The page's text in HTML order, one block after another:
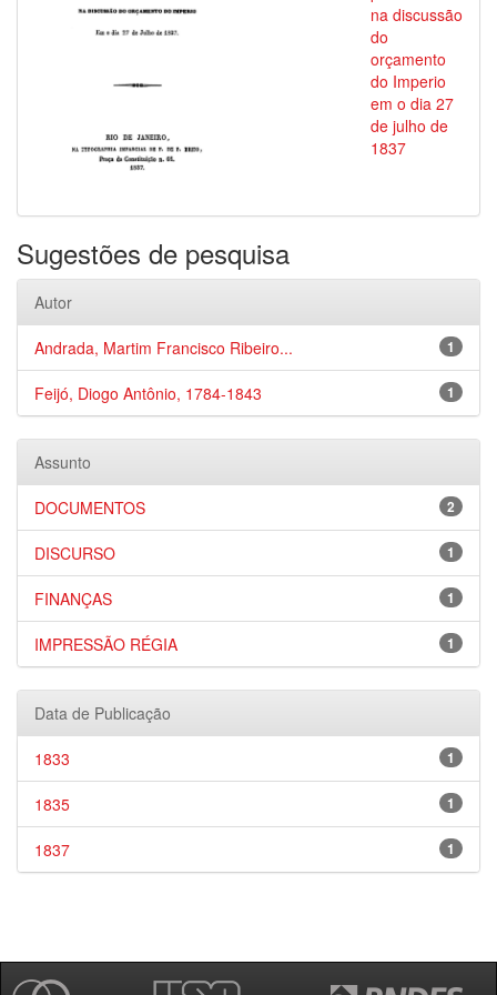
na discussão
do
orçamento
do Imperio
em o dia 27
de julho de
1837
Sugestões de pesquisa
Autor
1
Andrada, Martim Francisco Ribeiro...
1
Feijó, Diogo Antônio, 1784-1843
Assunto
2
DOCUMENTOS
1
DISCURSO
1
FINANÇAS
1
IMPRESSÃO RÉGIA
Data de Publicação
1
1833
1
1835
1
1837